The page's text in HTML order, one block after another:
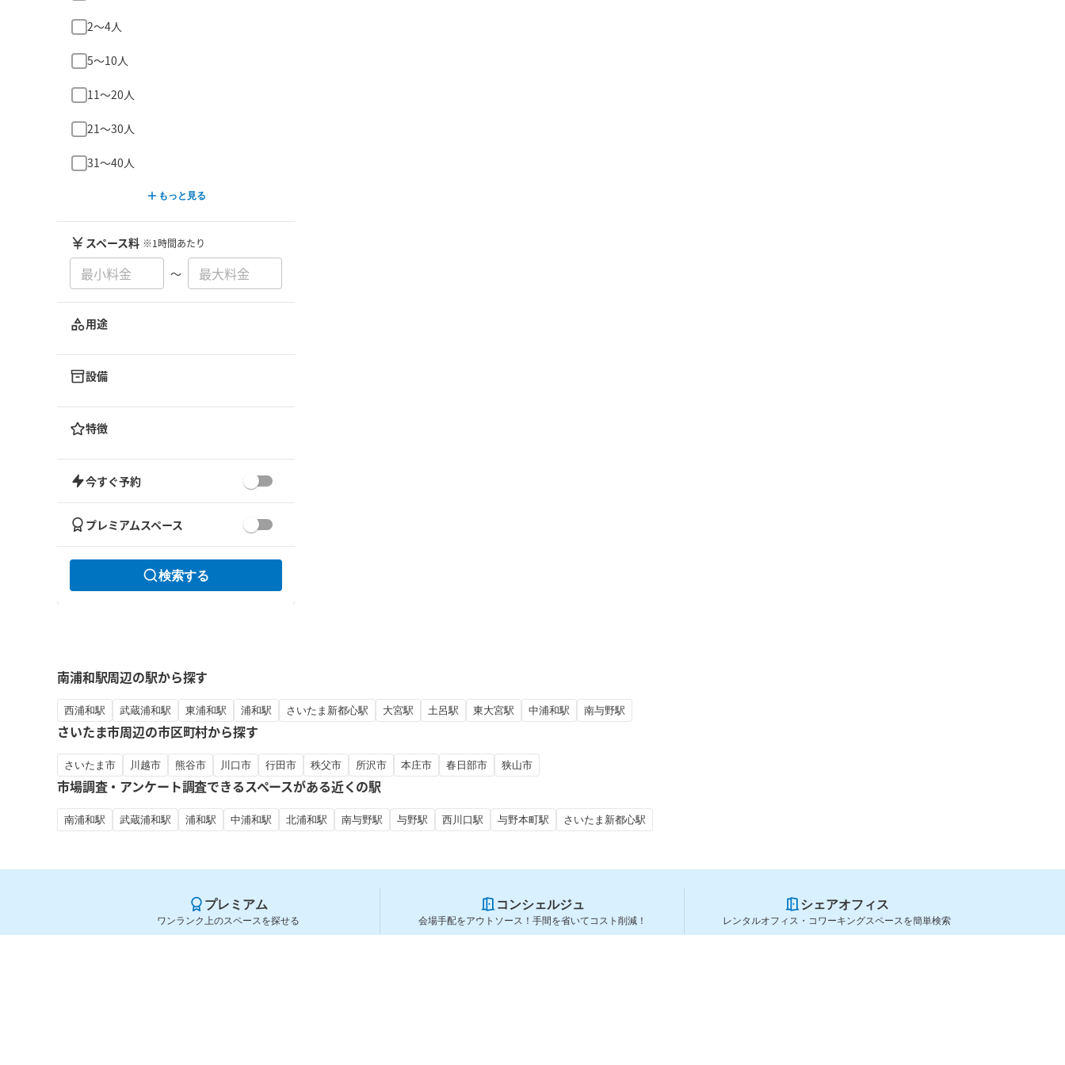
2〜4人
5〜10人
11〜20人
21〜30人
31〜40人
もっと見る
スペース料 ※1時間あたり
〜
用途
設備
特徴
今すぐ予約
プレミアムスペース
検索する
南浦和駅周辺の駅から探す
西浦和駅 武蔵浦和駅 東浦和駅 浦和駅 さいたま新都心駅 大宮駅 土呂駅 東大宮駅 中浦和駅 南与野駅
さいたま市周辺の市区町村から探す
さいたま市 川越市 熊谷市 川口市 行田市 秩父市 所沢市 本庄市 春日部市 狭山市
市場調査・アンケート調査できるスペースがある近くの駅
南浦和駅 武蔵浦和駅 浦和駅 中浦和駅 北浦和駅 南与野駅 与野駅 西川口駅 与野本町駅 さいたま新都心駅
プレミアム
ワンランク上のスペースを探せる
コンシェルジュ
会場手配をアウトソース！手間を省いてコスト削減！
シェアオフィス
レンタルオフィス・コワーキングスペースを簡単検索